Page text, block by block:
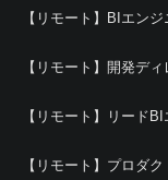
【リモート】BIエン
【リモート】開発デ
【リモート】リード
【リモート】プロダ